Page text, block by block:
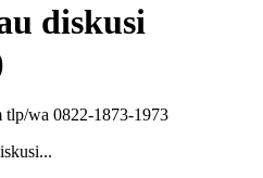
diskusi
tlp/wa 0822-1873-1973